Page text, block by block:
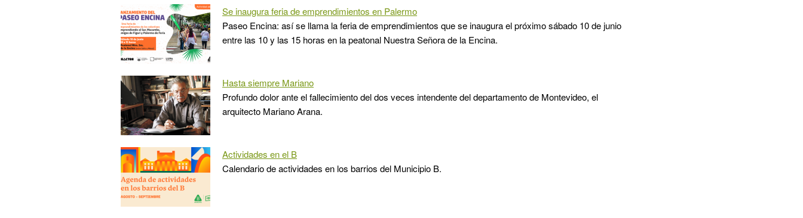
Se inaugura feria de emprendimientos en Palermo
Paseo Encina: así se llama la feria de emprendimientos que se inaugura el próximo sábado 10 de junio
entre las 10 y las 15 horas en la peatonal Nuestra Señora de la Encina.
Hasta siempre Mariano
Profundo dolor ante el fallecimiento del dos veces intendente del departamento de Montevideo, el
arquitecto Mariano Arana.
Actividades en el B
Calendario de actividades en los barrios del Municipio B.